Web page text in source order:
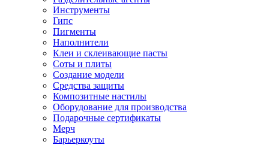
Инструменты
Гипс
Пигменты
Наполнители
Клеи и склеивающие пасты
Соты и плиты
Создание модели
Средства защиты
Композитные настилы
Оборудование для производства
Подарочные сертификаты
Мерч
Барьеркоуты